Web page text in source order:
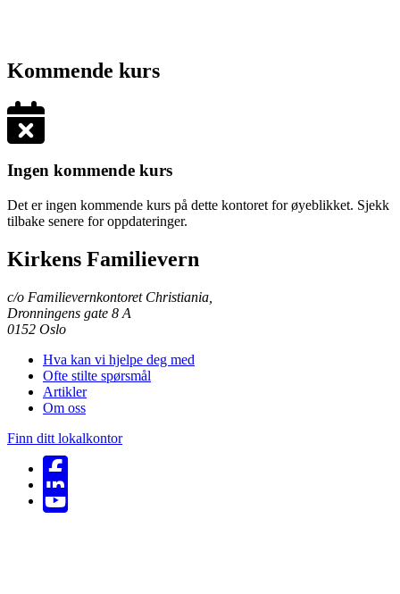
Kommende kurs
Ingen kommende kurs
Det er ingen kommende kurs på dette kontoret for øyeblikket. Sjekk
tilbake senere for oppdateringer.
Kirkens Familievern
c/o Familievernkontoret Christiania,
Dronningens gate 8 A
0152 OsloEmail:
Hva kan vi hjelpe deg med
Ofte stilte spørsmål
Artikler
Om oss
Finn ditt lokalkontor